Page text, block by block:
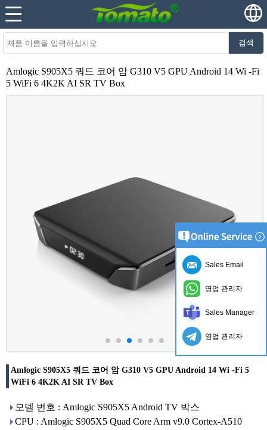
검색
Amlogic S905X5 쿼드 코어 암 G310 V5 GPU Android 14 Wi -Fi
5 WiFi 6 4K2K AI SR TV Box
Amlogic S905X5 쿼드 코어 암 G310 V5 GPU Android 14 Wi -Fi 5
WiFi 6 4K2K AI SR TV Box
모델 번호 : Amlogic S905X5 Android TV 박스
CPU : Amlogic S905X5 Quad Core Arm v9.0 Cortex-A510
Sales Email
영업 관리자
Sales Manager
영업 관리자